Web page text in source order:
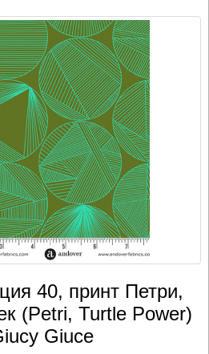
40, принт Петри,
(Petri, Turtle Power)
Giuce